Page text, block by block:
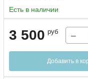
Есть в наличии
3 500 руб −
Добавить в